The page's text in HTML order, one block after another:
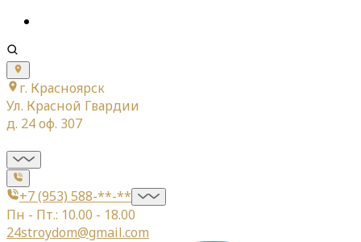
г. Красноярск
Ул. Красной Гвардии
д. 24 оф. 307
+7 (953) 588-**-**
Пн - Пт.: 10.00 - 18.00
24stroydom@gmail.com